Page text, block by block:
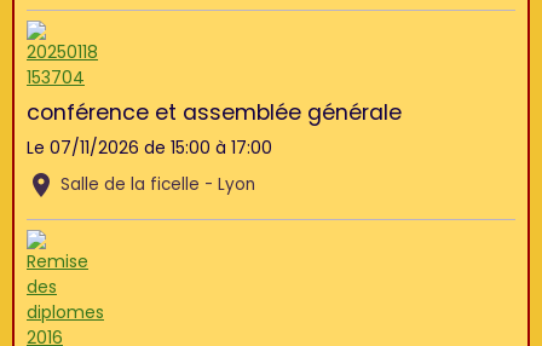
conférence et assemblée générale
Le 07/11/2026 de 15:00 à 17:00
Salle de la ficelle - Lyon